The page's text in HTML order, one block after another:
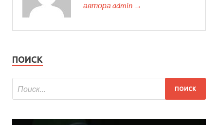
автора admin →
ПОИСК